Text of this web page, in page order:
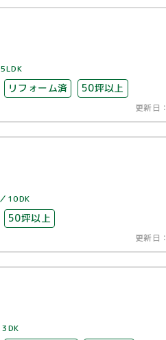
5LDK
リフォーム済 50坪以上
更新日：
10DK
50坪以上
更新日：
3DK